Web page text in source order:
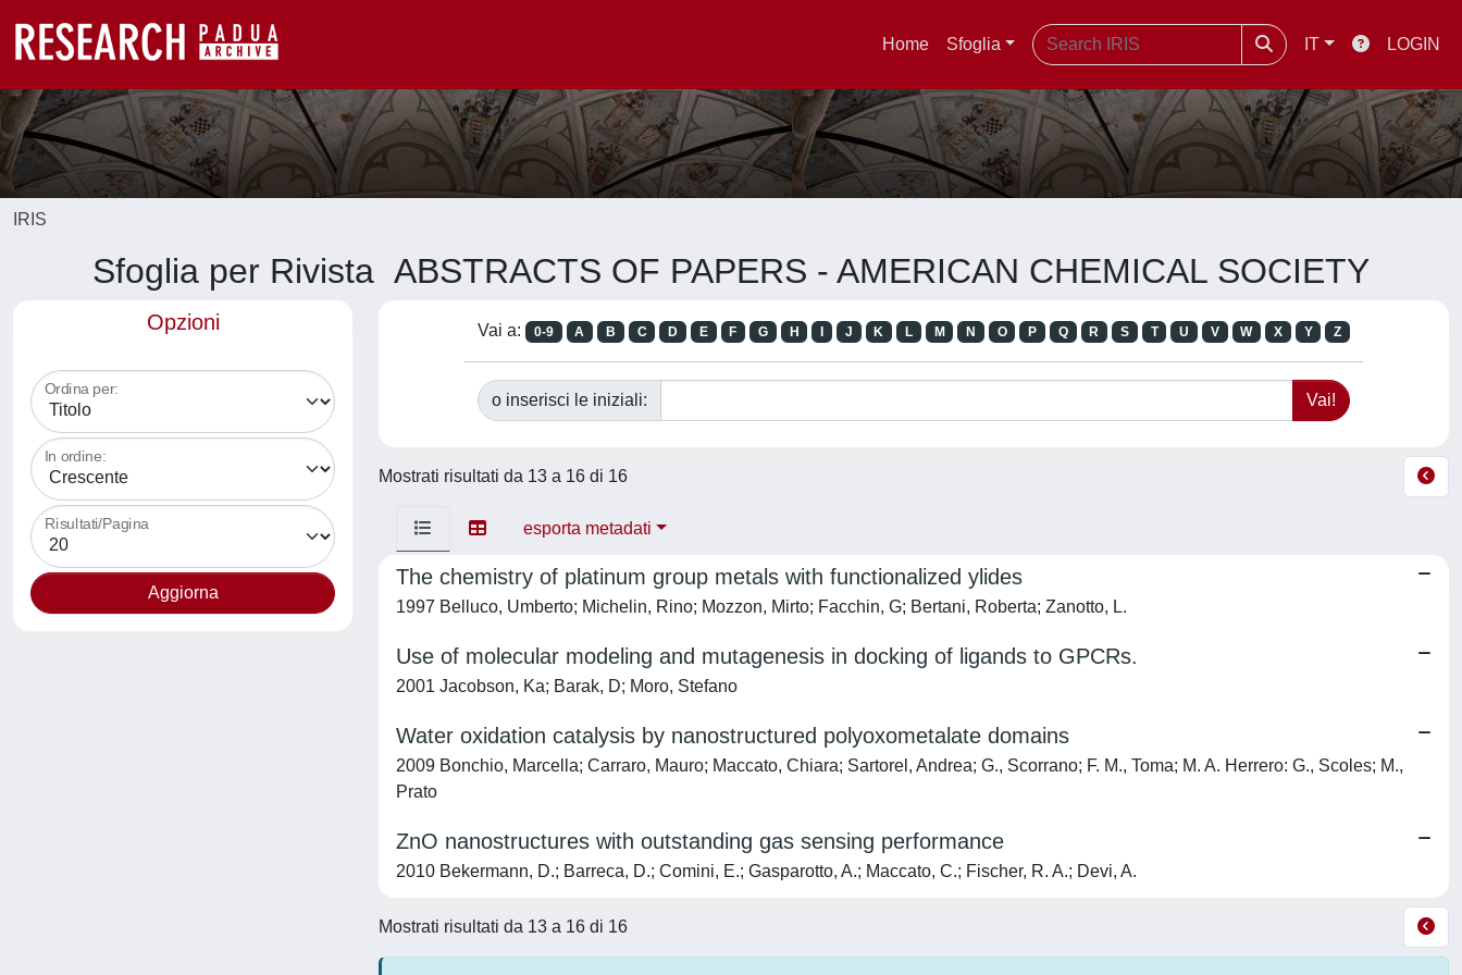
Home Sfoglia IT LOGIN
IRIS
Sfoglia per Rivista ABSTRACTS OF PAPERS - AMERICAN CHEMICAL SOCIETY
Opzioni
Ordina per:
In ordine:
Risultati/Pagina
Vai a: 0-9 A B C D E F G H J K L M N O P Q R S T U V W X Y Z
o inserisci le iniziali:
Mostrati risultati da 13 a 16 di 16
esporta metadati
The chemistry of platinum group metals with functionalized ylides
1997 Belluco, Umberto; Michelin, Rino; Mozzon, Mirto; Facchin, G; Bertani, Roberta; Zanotto, L.
Use of molecular modeling and mutagenesis in docking of ligands to GPCRs.
2001 Jacobson, Ka; Barak, D; Moro, Stefano
Water oxidation catalysis by nanostructured polyoxometalate domains
2009 Bonchio, Marcella; Carraro, Mauro; Maccato, Chiara; Sartorel, Andrea; G., Scorrano; F. M., Toma; M. A. Herrero: G., Scoles; M.,
Prato
ZnO nanostructures with outstanding gas sensing performance
2010 Bekermann, D.; Barreca, D.; Comini, E.; Gasparotto, A.; Maccato, C.; Fischer, R. A.; Devi, A.
Mostrati risultati da 13 a 16 di 16